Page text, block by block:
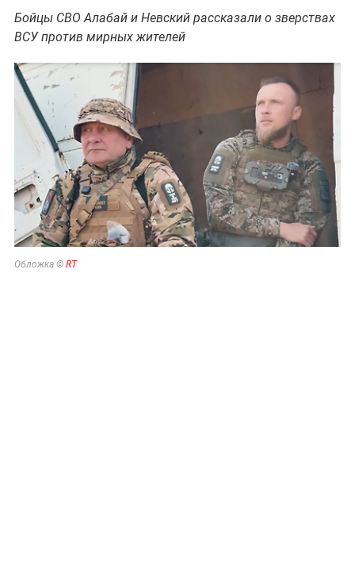
Бойцы СВО Алабай и Невский рассказали о зверствах
ВСУ против мирных жителей
Обложка © RT